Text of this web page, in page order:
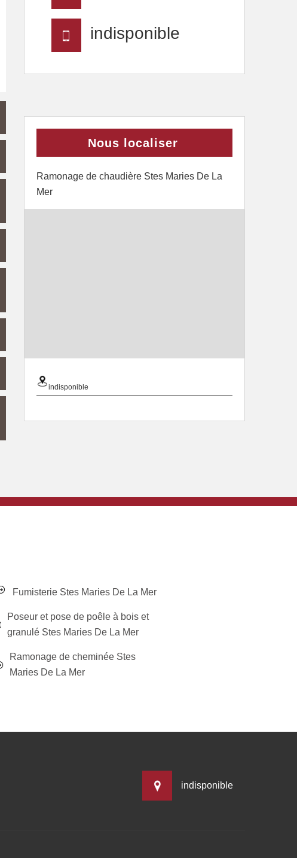
indisponible
Nous localiser
Ramonage de chaudière Stes Maries De La
Mer
indisponible
Fumisterie Stes Maries De La Mer
Poseur et pose de poêle à bois et
granulé Stes Maries De La Mer
Ramonage de cheminée Stes
Maries De La Mer
indisponible